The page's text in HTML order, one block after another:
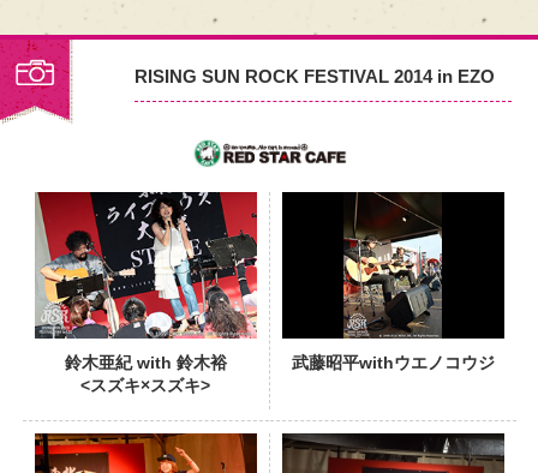
RISING SUN ROCK FESTIVAL 2014 in EZO
鈴木亜紀 with 鈴木裕
<スズキ×スズキ>
武藤昭平withウエノコウジ
PHOTO
PHOTO